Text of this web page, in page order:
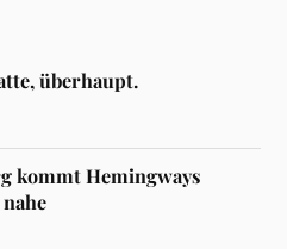
überhaupt.
kommt Hemingways